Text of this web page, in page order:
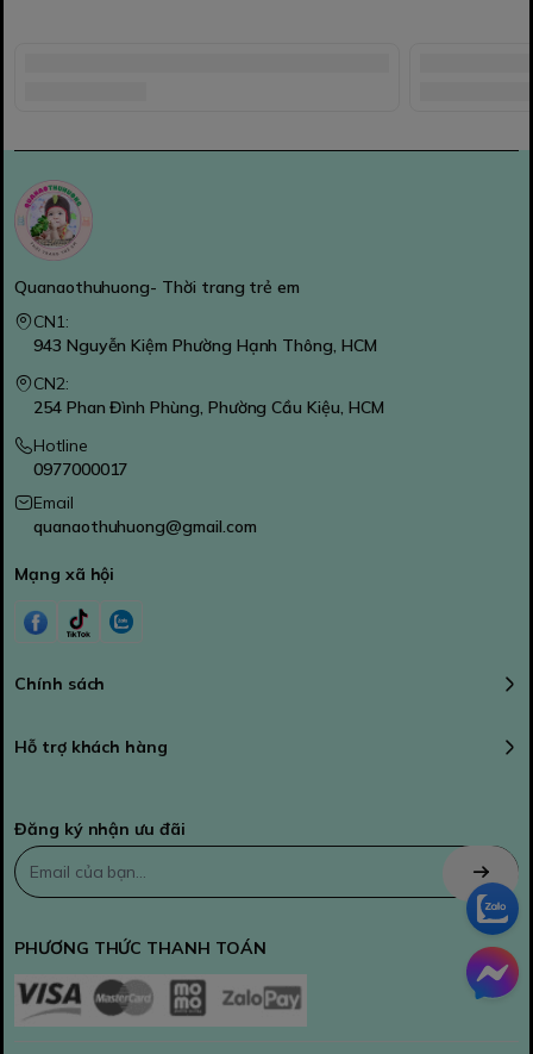
Quanaothuhuong- Thời trang trẻ em
CN1:
943 Nguyễn Kiệm Phường Hạnh Thông, HCM
CN2:
254 Phan Đình Phùng, Phường Cầu Kiệu, HCM
Hotline
0977000017
Email
quanaothuhuong@gmail.com
Mạng xã hội
Chính sách
Hỗ trợ khách hàng
Đăng ký nhận ưu đãi
PHƯƠNG THỨC THANH TOÁN